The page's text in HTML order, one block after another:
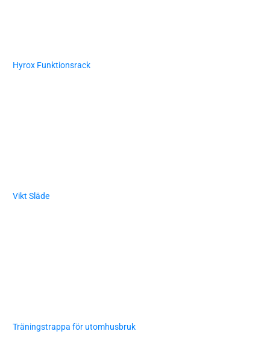
Hyrox Funktionsrack
Vikt Släde
Träningstrappa för utomhusbruk